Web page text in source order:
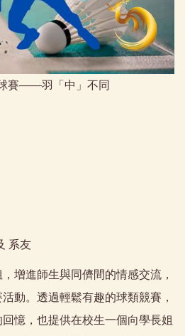
賽——羽「中」不同
系友
增進師生與同儕間的情感交流，
動。透過輕鬆有趣的球類競賽，
憶，也提供在校生一個向學長姐